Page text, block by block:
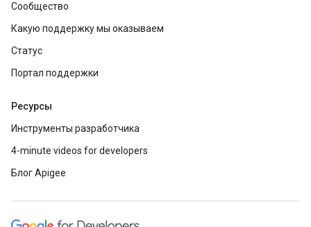
Сообщество
Какую поддержку мы оказываем
Статус
Портал поддержки
Ресурсы
Инструменты разработчика
4-minute videos for developers
Блог Apigee